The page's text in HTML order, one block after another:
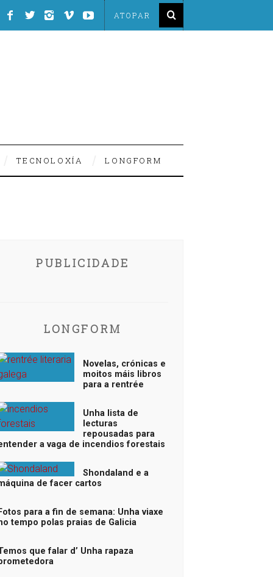
TECNOLOXÍA LONGFORM
PUBLICIDADE
LONGFORM
Novelas, crónicas e
moitos máis libros
para a rentrée
Unha lista de
lecturas
repousadas para
a vaga de incendios forestais
Shondaland e a
de facer cartos
Fotos para a fin de semana: Unha viaxe
tempo polas praias de Galicia
que falar d’ Unha rapaza